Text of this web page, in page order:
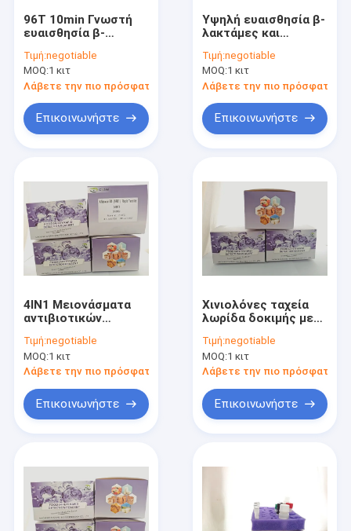
Βίντεο
96T 10min Γνωστή
ευαισθησία β-
ραπτικών
δοκιμαστικών
ταινιών για ωμό
γάλα, γάλα σε σκόνη
και παστεριωμένο
γάλα
Τιμή:negotiable
MOQ:1 κιτ
Λάβετε την πιο πρόσφατη τιμή
Επικοινωνήστε
Υψηλή ευαισθησία β-
λακτάμες και
Γρήγορη λωρίδα
δοκιμής για την
ανίχνευση
υπολειμμάτων
αντιβιοτικών στο
γάλα
Τιμή:negotiable
MOQ:1 κιτ
Λάβετε την πιο πρόσφατη
Επικοινωνήστε
4IN1 Μειονάσματα
αντιβιοτικών
ραφτική λωρίδα
δοκιμής με χρόνο
ανίχνευσης 6 λεπτών
και ανάκτηση 80-
105%
Τιμή:negotiable
MOQ:1 κιτ
Λάβετε την πιο πρόσφατη τιμή
Επικοινωνήστε
Χινιολόνες ταχεία
λωρίδα δοκιμής με
χρόνο ανίχνευσης 6
λεπτών και
ανάκτηση 80-105%
γάλα σε σκόνη
Τιμή:negotiable
MOQ:1 κιτ
Λάβετε την πιο πρόσφατη
Επικοινωνήστε